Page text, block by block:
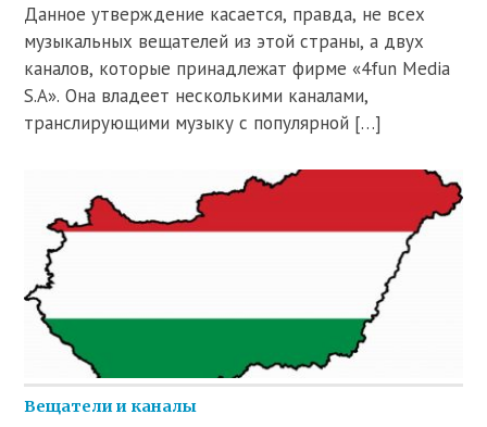
Данное утверждение касается, правда, не всех
музыкальных вещателей из этой страны, а двух
каналов, которые принадлежат фирме «4fun Media
S.A». Она владеет несколькими каналами,
транслирующими музыку с популярной […]
Вещатели и каналы